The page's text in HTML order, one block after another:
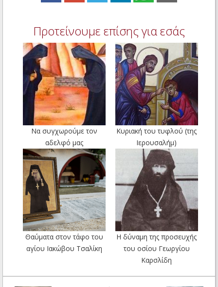
Προτείνουμε επίσης για εσάς
Να συγχωρούμε τον
αδελφό μας
Κυριακή του τυφλού (της
Ιερουσαλήμ)
Θαύματα στον τάφο του
αγίου Ιακώβου Τσαλίκη
Η δύναμη της προσευχής
του οσίου Γεωργίου
Καρσλίδη